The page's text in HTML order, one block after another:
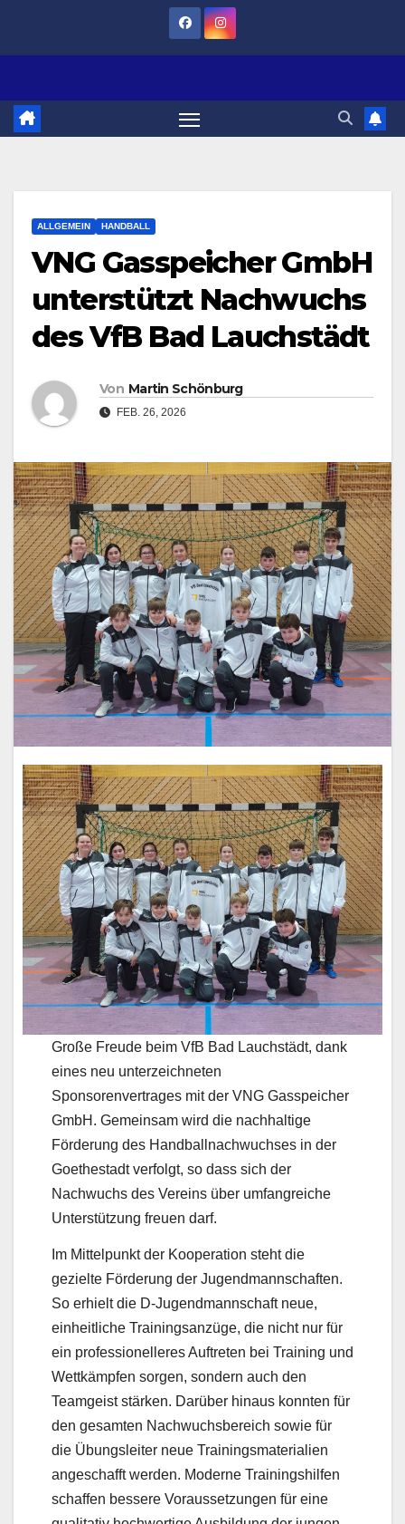
ALLGEMEIN HANDBALL
VNG Gasspeicher GmbH
unterstützt Nachwuchs
des VfB Bad Lauchstädt
Von Martin Schönburg
FEB. 26, 2026
Große Freude beim VfB Bad Lauchstädt, dank
eines neu unterzeichneten
Sponsorenvertrages mit der VNG Gasspeicher
GmbH. Gemeinsam wird die nachhaltige
Förderung des Handballnachwuchses in der
Goethestadt verfolgt, so dass sich der
Nachwuchs des Vereins über umfangreiche
Unterstützung freuen darf.
Im Mittelpunkt der Kooperation steht die
gezielte Förderung der Jugendmannschaften.
So erhielt die D-Jugendmannschaft neue,
einheitliche Trainingsanzüge, die nicht nur für
ein professionelleres Auftreten bei Training und
Wettkämpfen sorgen, sondern auch den
Teamgeist stärken. Darüber hinaus konnten für
den gesamten Nachwuchsbereich sowie für
die Übungsleiter neue Trainingsmaterialien
angeschafft werden. Moderne Trainingshilfen
schaffen bessere Voraussetzungen für eine